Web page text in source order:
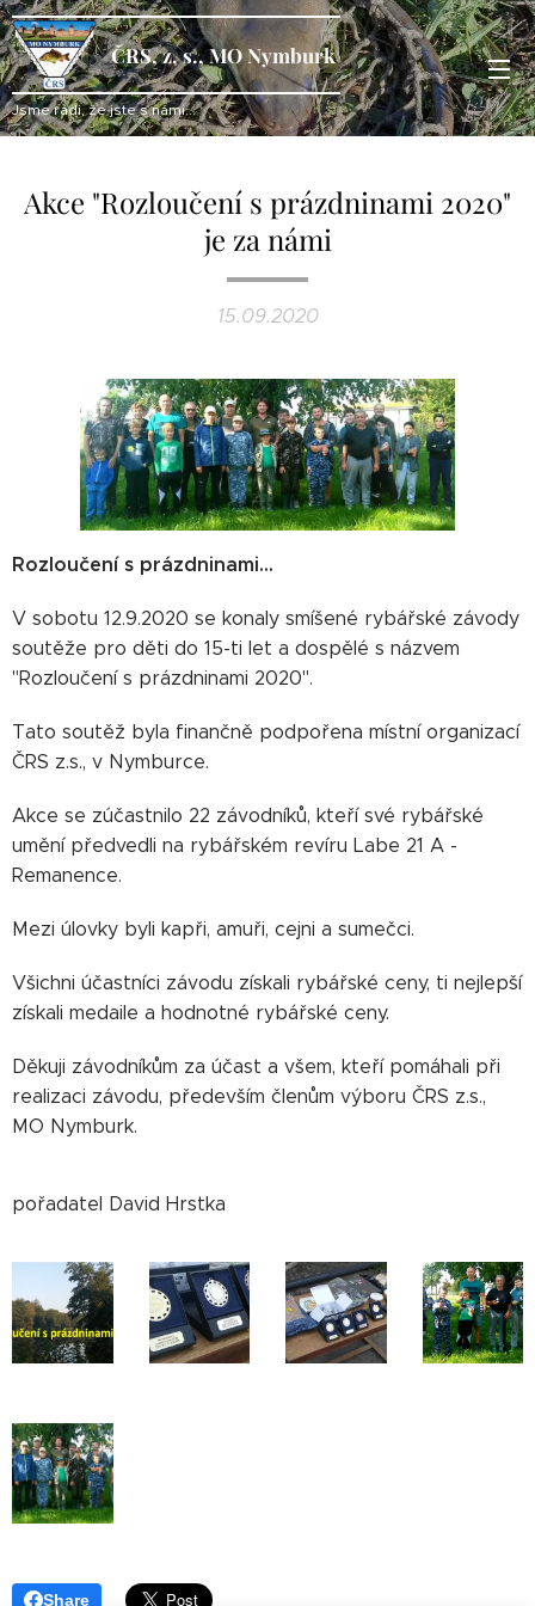
ČRS, z. s., MO Nymburk
Jsme rádi, že jste s námi...
Akce "Rozloučení s prázdninami 2020"
je za námi
15.09.2020
Rozloučení s prázdninami...
V sobotu 12.9.2020 se konaly smíšené rybářské závody
soutěže pro děti do 15-ti let a dospělé s názvem
"Rozloučení s prázdninami 2020".
Tato soutěž byla finančně podpořena místní organizací
ČRS z.s., v Nymburce.
Akce se zúčastnilo 22 závodníků, kteří své rybářské
umění předvedli na rybářském revíru Labe 21 A -
Remanence.
Mezi úlovky byli kapři, amuři, cejni a sumečci.
Všichni účastníci závodu získali rybářské ceny, ti nejlepší
získali medaile a hodnotné rybářské ceny.
Děkuji závodníkům za účast a všem, kteří pomáhali při
realizaci závodu, především členům výboru ČRS z.s.,
MO Nymburk.
pořadatel David Hrstka
Share